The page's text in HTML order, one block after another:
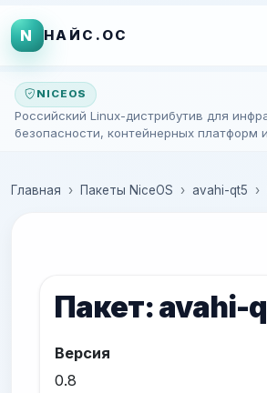
N НАЙС.ОС
NICEOS
Российский Linux-дистрибутив для
безопасности, контейнерных платформ
Главная Пакеты NiceOS avahi-qt5
Пакет: avahi-
Версия
0.8